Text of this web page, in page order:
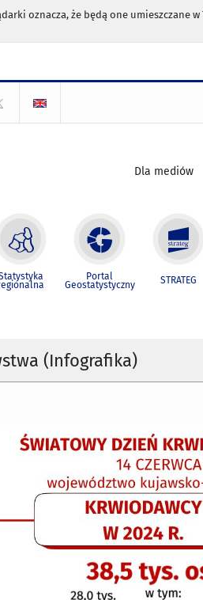
oznacza, że będą one umieszczane
Dla mediów
Portal
Geostatystyczny STRATEG
(Infografika)